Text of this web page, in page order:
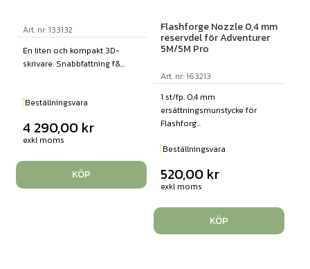
Art. nr: 133132
En liten och kompakt 3D-
skrivare. Snabbfattning f&...
Beställningsvara
4 290,00 kr
exkl moms
KÖP
Flashforge Nozzle 0,4 mm
reservdel för Adventurer
5M/5M Pro
Art. nr: 163213
1 st/fp. 0,4 mm
ersättningsmunstycke för
Flashforg...
Beställningsvara
520,00 kr
exkl moms
KÖP